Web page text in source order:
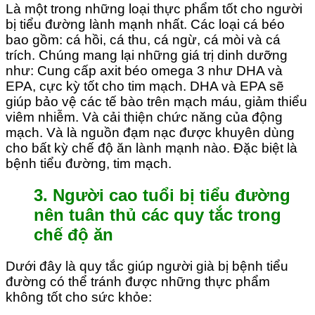
Là một trong những loại thực phẩm tốt cho người
bị tiểu đường lành mạnh nhất. Các loại cá béo
bao gồm: cá hồi, cá thu, cá ngừ, cá mòi và cá
trích. Chúng mang lại những giá trị dinh dưỡng
như: Cung cấp axit béo omega 3 như DHA và
EPA, cực kỳ tốt cho tim mạch. DHA và EPA sẽ
giúp bảo vệ các tế bào trên mạch máu, giảm thiểu
viêm nhiễm. Và cải thiện chức năng của động
mạch. Và là nguồn đạm nạc được khuyên dùng
cho bất kỳ chế độ ăn lành mạnh nào. Đặc biệt là
bệnh tiểu đường, tim mạch.
3. Người cao tuổi bị tiểu đường
nên tuân thủ các quy tắc trong
chế độ ăn
Dưới đây là quy tắc giúp người già bị bệnh tiểu
đường có thể tránh được những thực phẩm
không tốt cho sức khỏe: